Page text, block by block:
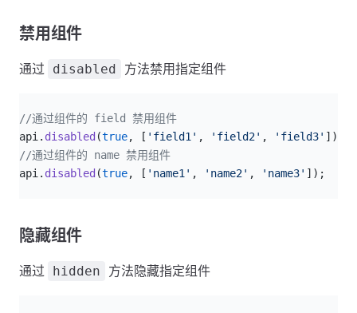
禁用组件
通过 disabled 方法禁用指定组件
//通过组件的 field 禁用组件
api. disabled (true, [ 'field1' , 'field2' , 'field3' ]);
//通过组件的 name 禁用组件
api. disabled (true, [ 'name1' , 'name2' , 'name3' ]);
隐藏组件
通过 hidden 方法隐藏指定组件